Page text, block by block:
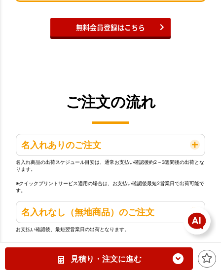
見積り・注文に進む
無料会員登録はこちら
ご注文の流れ
名入れありのご注文
名入れ商品の出荷スケジュール目安は、通常お支払い確認後約2～3週間後の出荷とな
ります。
※クイックプリントサービス適用の場合は、お支払い確認後最短2営業日で出荷可能で
す。
名入れなし（無地商品）のご注文
お支払い確認後、最短翌営業日の出荷となります。